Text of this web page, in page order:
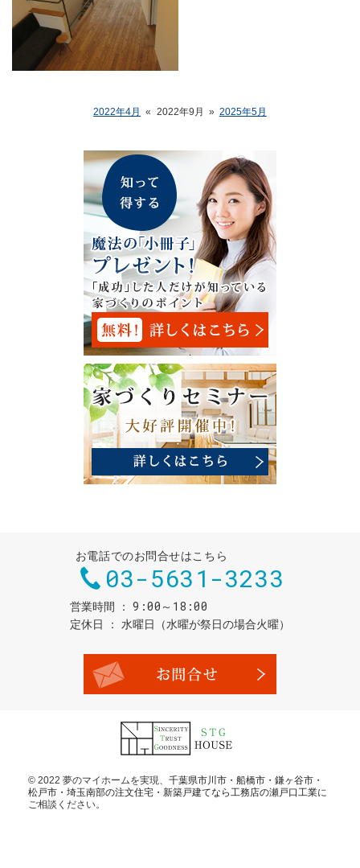
2022年4月 « 2022年9月 » 2025年5月
お電話でのお問合せはこちら
03-5631-3233
営業時間 9:00～18:00
定休日 水曜日（水曜が祭日の場合火曜）
© 2022 夢のマイホームを実現、 千葉県市川市・船橋市・鎌ヶ谷市・
松戸市・埼玉南部の注文住宅・新築戸建てなら工務店の瀬戸口工業に
ご相談ください。